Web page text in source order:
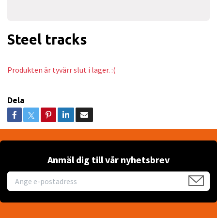
Steel tracks
Produkten är tyvärr slut i lager. :(
Dela
Anmäl dig till vår nyhetsbrev